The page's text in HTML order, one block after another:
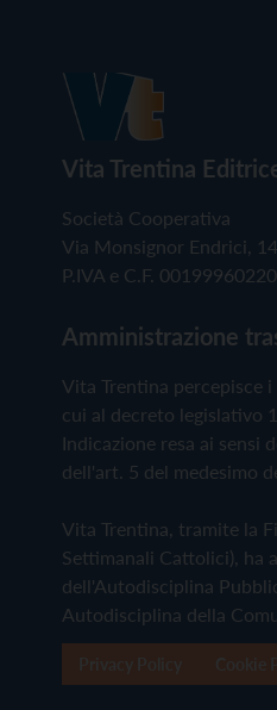
Vita Trentina
Società Cooperativa
Via Monsignor Endrici,
P.IVA e C.F. 00199960220
Amministrazione
Vita Trentina
cui al decreto legislativo
Indicazione resa ai sensi
dell'art. 5 del medesimo
Vita Trentina, tramite la
Settimanali Cattolici), ha
dell'Autodisciplina
Autodisciplina della